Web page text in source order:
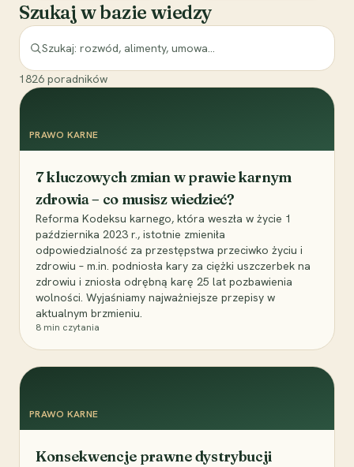
Szukaj w bazie wiedzy
1826 poradników
PRAWO KARNE
7 kluczowych zmian w prawie karnym
zdrowia – co musisz wiedzieć?
Reforma Kodeksu karnego, która weszła w życie 1
października 2023 r., istotnie zmieniła
odpowiedzialność za przestępstwa przeciwko życiu i
zdrowiu – m.in. podniosła kary za ciężki uszczerbek na
zdrowiu i zniosła odrębną karę 25 lat pozbawienia
wolności. Wyjaśniamy najważniejsze przepisy w
aktualnym brzmieniu.
8 min czytania
PRAWO KARNE
Konsekwencje prawne dystrybucji